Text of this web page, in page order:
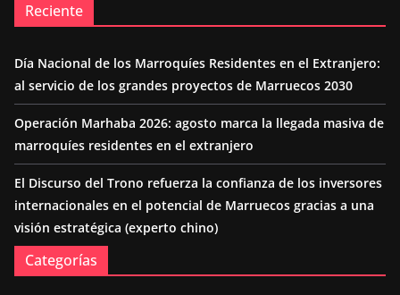
Reciente
Día Nacional de los Marroquíes Residentes en el Extranjero:
al servicio de los grandes proyectos de Marruecos 2030
Operación Marhaba 2026: agosto marca la llegada masiva de
marroquíes residentes en el extranjero
El Discurso del Trono refuerza la confianza de los inversores
internacionales en el potencial de Marruecos gracias a una
visión estratégica (experto chino)
Categorías